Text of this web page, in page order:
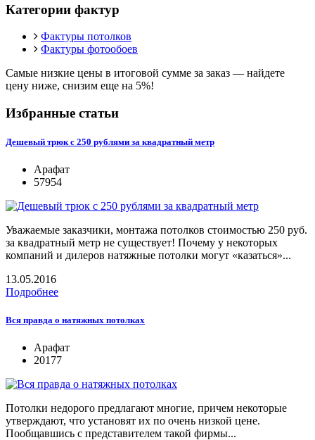
Категории фактур
Фактуры потолков
Фактуры фотообоев
Самые низкие цены в итоговой сумме за заказ — найдете
цену ниже, снизим еще на 5%!
Избранные статьи
Дешевый трюк с 250 рублями за квадратный метр
Арафат
57954
Уважаемые заказчики, монтажа потолков стоимостью 250 руб.
за квадратный метр не существует! Почему у некоторых
компаний и дилеров натяжные потолки могут «казаться»...
13.05.2016
Подробнее
Вся правда о натяжных потолках
Арафат
20177
Потолки недорого предлагают многие, причем некоторые
утверждают, что установят их по очень низкой цене.
Пообщавшись с представителем такой фирмы...